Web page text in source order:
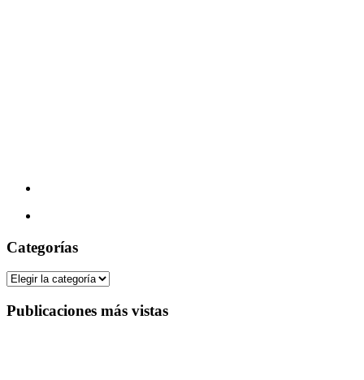
Categorías
Categorías
Publicaciones más vistas